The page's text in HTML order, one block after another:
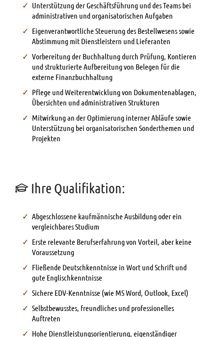
Unterstützung der Geschäftsführung und des Teams bei
administrativen und organisatorischen Aufgaben
Eigenverantwortliche Steuerung des Bestellwesens sowie
Abstimmung mit Dienstleistern und Lieferanten
Vorbereitung der Buchhaltung durch Prüfung, Kontieren
und strukturierte Aufbereitung von Belegen für die
externe Finanzbuchhaltung
Pflege und Weiterentwicklung von Dokumentenablagen,
Übersichten und administrativen Strukturen
Mitwirkung an der Optimierung interner Abläufe sowie
Unterstützung bei organisatorischen Sonderthemen und
Projekten
Ihre Qualifikation:
Abgeschlossene kaufmännische Ausbildung oder ein
vergleichbares Studium
Erste relevante Berufserfahrung von Vorteil, aber keine
Voraussetzung
Fließende Deutschkenntnisse in Wort und Schrift und
gute Englischkenntnisse
Sichere EDV-Kenntnisse (wie MS Word, Outlook, Excel)
Selbstbewusstes, freundliches und professionelles
Auftreten
Hohe Dienstleistungsorientierung, eigenständiger